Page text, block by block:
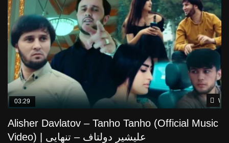
03:29
Alisher Davlatov – Tanho Tanho (Official Music
Video) | علیشیر دولتاف – تنهایی